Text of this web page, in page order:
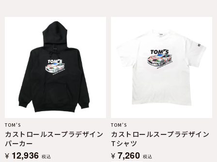
TOM’S
カストロールスープラデザイン
パーカー
¥ 12,936 税込
TOM’S
カストロールスープラデザイン
Tシャツ
¥ 7,260 税込